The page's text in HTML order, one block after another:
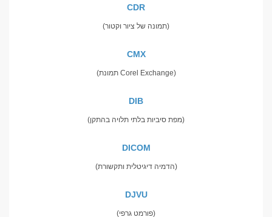
CDR
(תמונה של ציור וקטור)
CMX
(תמונת Corel Exchange)
DIB
(מפת סיביות בלתי תלויה בהתקן)
DICOM
(הדמיה דיגיטלית ותקשורת)
DJVU
(פורמט גרפי)